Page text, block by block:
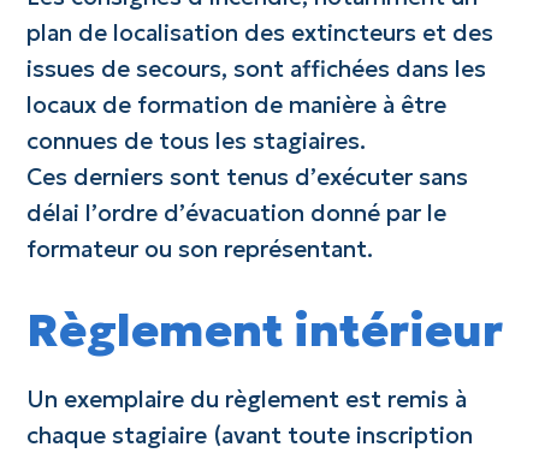
plan de localisation des extincteurs et des
issues de secours, sont affichées dans les
locaux de formation de manière à être
connues de tous les stagiaires.
Ces derniers sont tenus d’exécuter sans
délai l’ordre d’évacuation donné par le
formateur ou son représentant.
Règlement intérieur
Un exemplaire du règlement est remis à
chaque stagiaire (avant toute inscription